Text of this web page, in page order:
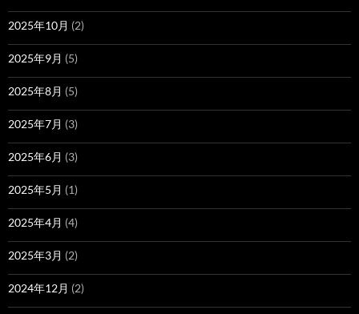
2025年10月 (2)
2025年9月 (5)
2025年8月 (5)
2025年7月 (3)
2025年6月 (3)
2025年5月 (1)
2025年4月 (4)
2025年3月 (2)
2024年12月 (2)